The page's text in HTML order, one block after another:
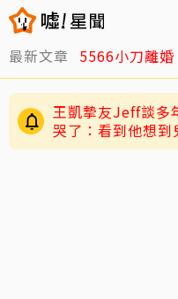
最新文章 5566小刀離婚
王凱摯友Jeff談多
哭了：看到他想到
陳妍希9歲兒「小
驚：陳曉縮小版